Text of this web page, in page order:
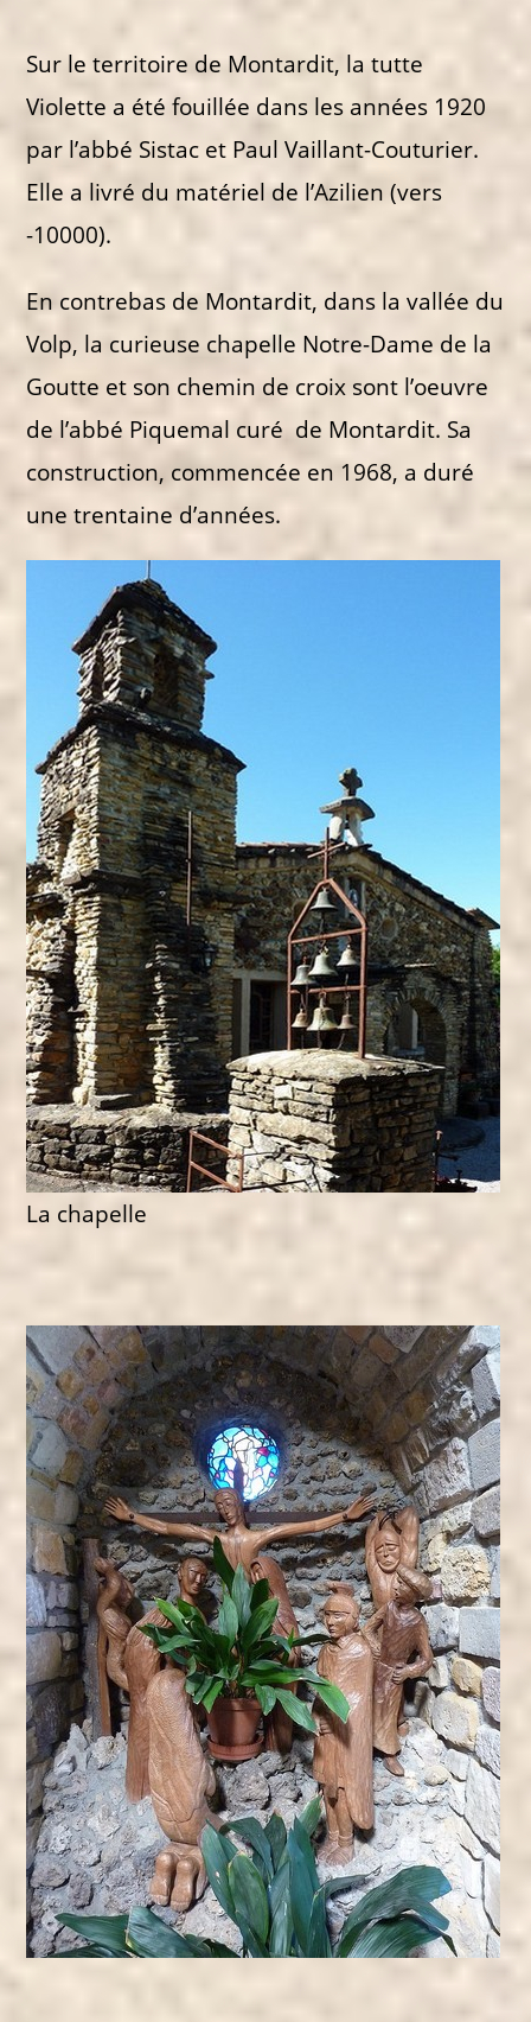
Sur le territoire de Montardit, la tutte
Violette a été fouillée dans les années 1920
par l’abbé Sistac et Paul Vaillant-Couturier.
Elle a livré du matériel de l’Azilien (vers
-10000).
En contrebas de Montardit, dans la vallée du
Volp, la curieuse chapelle Notre-Dame de la
Goutte et son chemin de croix sont l’oeuvre
de l’abbé Piquemal curé de Montardit. Sa
construction, commencée en 1968, a duré
une trentaine d’années.
La chapelle